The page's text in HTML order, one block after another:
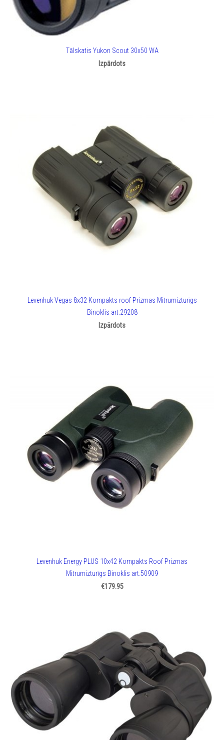
Tālskatis Yukon Scout 30x50 WA
Izpārdots
Levenhuk Vegas 8x32 Kompakts roof Prizmas Mitrumizturīgs
Binoklis art.29208
Izpārdots
Levenhuk Energy PLUS 10x42 Kompakts Roof Prizmas
Mitrumizturīgs Binoklis art.50909
€179.95